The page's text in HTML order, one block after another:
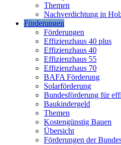
Themen
Nachverdichtung in
Förderungen
Förderungen
Effizienzhaus 40 plus
Effizienzhaus 40
Effizienzhaus 55
Effizienzhaus 70
BAFA Förderung
Solarförderung
Bundesförderung für
Baukindergeld
Themen
Kostengünstig Bauen
Übersicht
Förderungen der